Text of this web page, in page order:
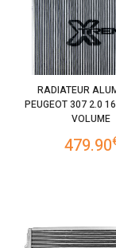
RADIATEUR
PEUGEOT 307 2.0
VOLUME
479.90